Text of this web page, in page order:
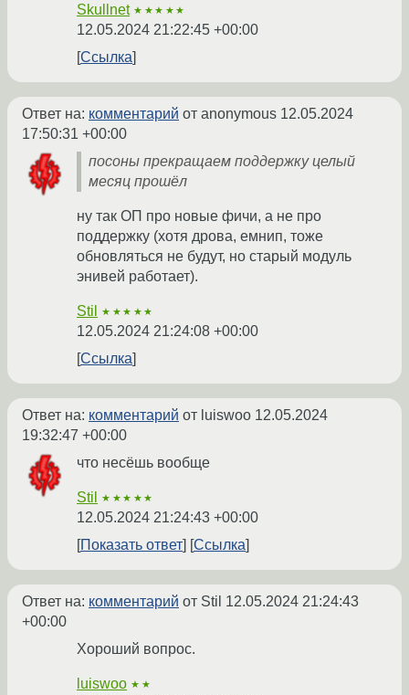
Skullnet ★★★★★
12.05.2024 21:22:45 +00:00
Ссылка
Ответ на: комментарий от anonymous 12.05.2024
17:50:31 +00:00
посоны прекращаем поддержку целый
месяц прошёл
ну так ОП про новые фичи, а не про
поддержку (хотя дрова, емнип, тоже
обновляться не будут, но старый модуль
энивей работает).
Stil ★★★★★
12.05.2024 21:24:08 +00:00
Ссылка
Ответ на: комментарий от luiswoo 12.05.2024
19:32:47 +00:00
что несёшь вообще
Stil ★★★★★
12.05.2024 21:24:43 +00:00
Показать ответ
Ссылка
Ответ на: комментарий от Stil 12.05.2024 21:24:43
+00:00
Хороший вопрос.
luiswoo ★★